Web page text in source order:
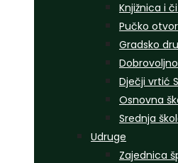
Knjižnica i
Pučko
Gradsko
Dječji vrtić
Osnovna
Srednja
Udruge
Zajednica